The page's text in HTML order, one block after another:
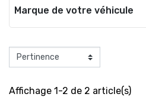
Marque de votre véhicule
Affichage 1-2 de 2 article(s)